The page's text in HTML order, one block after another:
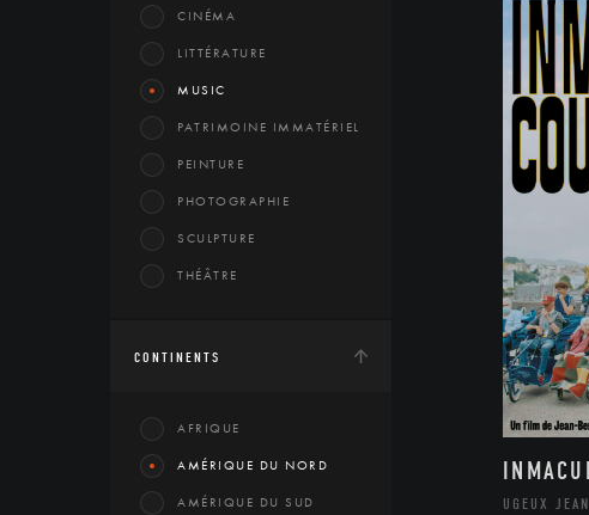
CINÉMA
LITTÉRATURE
MUSIC
PATRIMOINE IMMATÉRIEL
PEINTURE
PHOTOGRAPHIE
SCULPTURE
THÉÂTRE
CONTINENTS
AFRIQUE
AMÉRIQUE DU NORD
AMÉRIQUE DU SUD UGEUX